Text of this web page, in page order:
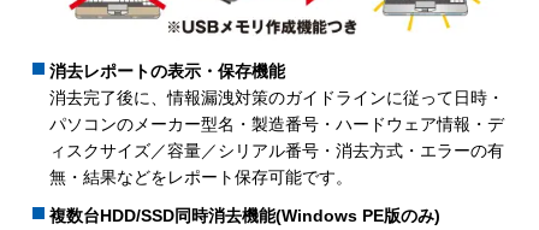
消去レポートの表示・保存機能
消去完了後に、情報漏洩対策のガイドラインに従って日時・
パソコンのメーカー型名・製造番号・ハードウェア情報・デ
ィスクサイズ／容量／シリアル番号・消去方式・エラーの有
無・結果などをレポート保存可能です。
複数台HDD/SSD同時消去機能(Windows PE版のみ)